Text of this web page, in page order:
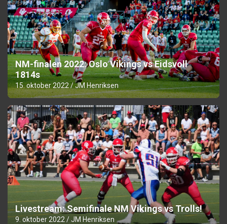
NM-finalen 2022: Oslo Vikings vs Eidsvoll
1814s
15. oktober 2022 JM Henriksen
Livestream: Semifinale NM Vikings vs Trolls!
9. oktober 2022 JM Henriksen